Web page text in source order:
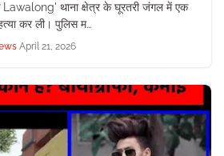
थाना क्षेत्र के घूरतरी जंगल में एक
कर ली। पुलिस म…
April 21, 2026